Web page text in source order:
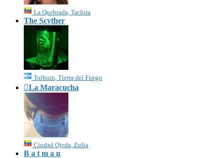
La Quebrada, Tachira
The Scyther
Tolhuin, Tierra del Fuego
La Maracucha
Ciudad Ojeda, Zulia
B a t m a n